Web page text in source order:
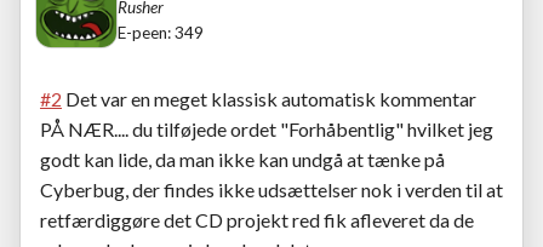
Rusher
E-peen: 349
#2 Det var en meget klassisk automatisk kommentar
PÅ NÆR.... du tilføjede ordet "Forhåbentlig" hvilket jeg
godt kan lide, da man ikke kan undgå at tænke på
Cyberbug, der findes ikke udsættelser nok i verden til at
retfærdiggøre det CD projekt red fik afleveret da de